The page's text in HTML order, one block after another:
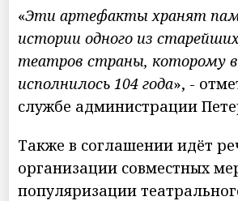
«Эти артефакты хранят
истории одного из
театров страны, которому в
исполнилось 104 года», -
службе администрации
Также в соглашении идёт
организации совместных
популяризации